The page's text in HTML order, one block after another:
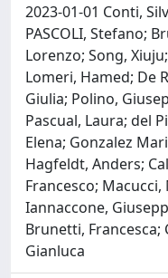
2023-01-01 Conti,
PASCOLI, Stefano;
Lorenzo; Song,
Lomeri, Hamed; De
Giulia; Polino,
Pascual, Laura; del
Elena; Gonzalez
Hagfeldt, Anders;
Francesco;
Iannaccone,
Brunetti, Francesca;
Gianluca